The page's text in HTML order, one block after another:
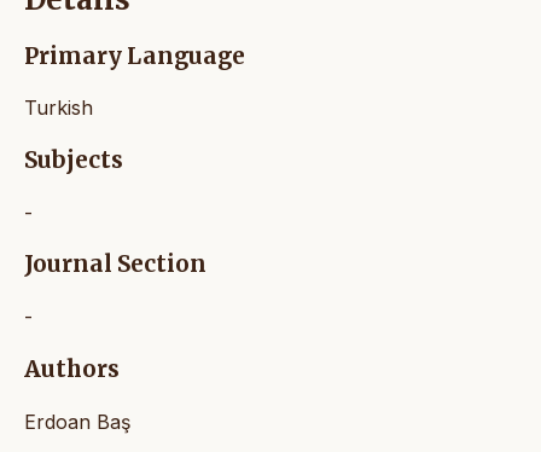
Primary Language
Turkish
Subjects
-
Journal Section
-
Authors
Erdoan Baş